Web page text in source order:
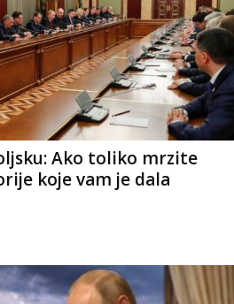
Ako toliko mrzite
koje vam je dala